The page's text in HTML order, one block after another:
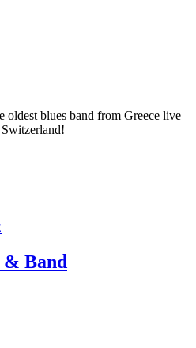
oldest blues band from Greece live
& Band